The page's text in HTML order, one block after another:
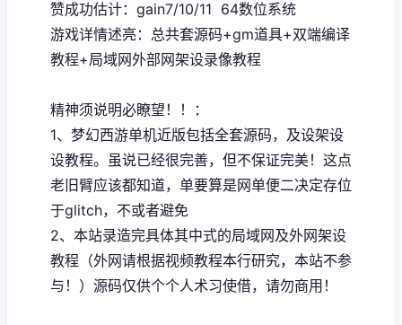
赞成功估计：gain7/10/11 64数位系统
游戏详情述亮：总共套源码+gm道具+双端编译
教程+局域网外部网架设录像教程
精神须说明必瞭望！！：
1、 梦幻西游单机近版包括全套源码，及设架设
设教程。虽说已经很完善，但不保证完美！这点
老旧臂应该都知道，单要算是网单便二决定存位
于glitch，不或者避免
2、本站录造完具体其中式的局域网及外网架设
教程（外网请根据视频教程本行研究，本站不参
与！）源码仅供个个人术习使借，请勿商用！